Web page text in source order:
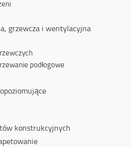
grzewcza i wentylacyjna
podłogowe
konstrukcyjnych